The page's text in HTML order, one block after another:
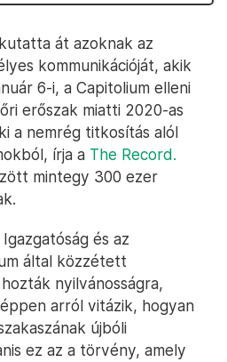
át azoknak az
kommunikációját, akik
6-i, a Capitolium elleni
erőszak miatti 2020-as
a nemrég titkosítás alól
írja a The Record.
mintegy 300 ezer
és az
által közzétett
nyilvánosságra,
arról vitázik, hogyan
újbóli
ez az a törvény, amely